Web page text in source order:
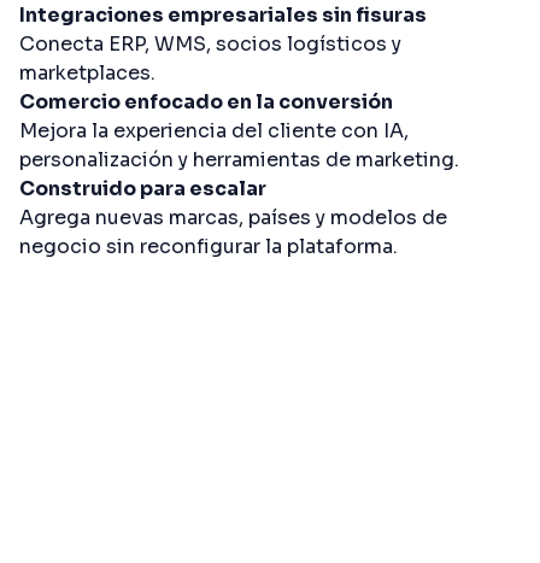
Integraciones empresariales sin fisuras
Conecta ERP, WMS, socios logísticos y
marketplaces.
Comercio enfocado en la conversión
Mejora la experiencia del cliente con IA,
personalización y herramientas de marketing.
Construido para escalar
Agrega nuevas marcas, países y modelos de
negocio sin reconfigurar la plataforma.